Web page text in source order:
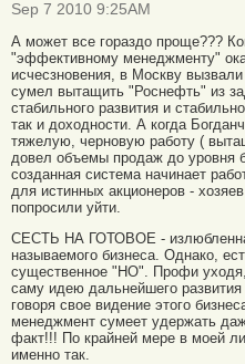
Sep 7 2010 9:25AM
А может все гораздо проще???
"эффективному менеджменту"
исчесзновения, в Москву
сумел вытащить "Роснефть" из
стабильного развития и
так и доходности. А когда
тяжелую, черновую работу (
довел объемы продаж до уровня
созданная система начинает
для истинных акционеров -
попросили уйти.
СЕСТЬ НА ГОТОВОЕ - излюбленная
называемого бизнеса. Однако,
существенное "НО". Профи
саму идею дальнейшего
говоря свое видение этого
менеджмент сумеет удержать
факт!!! По крайней мере в моей
именно так.